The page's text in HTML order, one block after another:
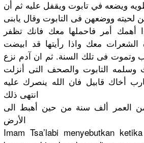
ويضعه في تابوت ويقفل عليه ثم أن
ووضعهن فى التابوت وقال يابنى
أهمك أمر فاحملها معك فانك تظفر
معك واذا رأيتها قد ابيضت
وتموت فى تلك السنة. ثم ان آدم نزع
وسلمه التابوت والصحف التى أنزلت
أخاك قابيل فان الله ينصرك عليه
انتهى ذلك
العمر ألف سنة من حين أهبط الى
الأرض
Imam Tsa’labi menyebutkan